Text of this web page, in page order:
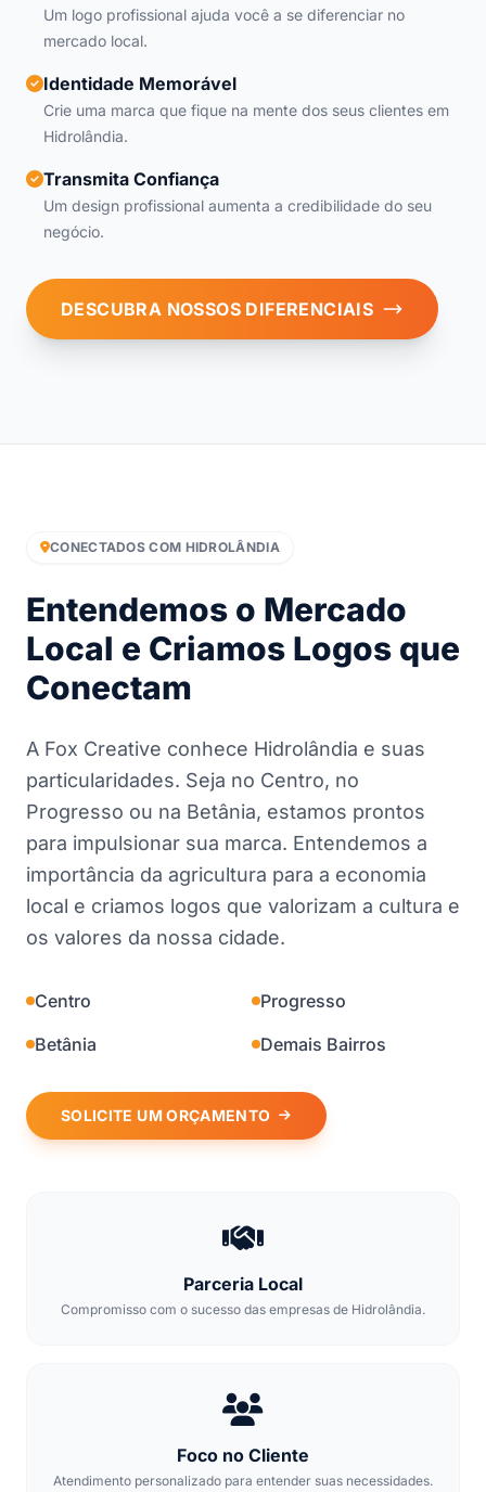
Um logo profissional ajuda você a se diferenciar no
mercado local.
Identidade Memorável
Crie uma marca que fique na mente dos seus clientes em
Hidrolândia.
Transmita Confiança
Um design profissional aumenta a credibilidade do seu
negócio.
DESCUBRA NOSSOS DIFERENCIAIS
CONECTADOS COM HIDROLÂNDIA
Entendemos o Mercado
Local e Criamos Logos que
Conectam
A Fox Creative conhece Hidrolândia e suas
particularidades. Seja no Centro, no
Progresso ou na Betânia, estamos prontos
para impulsionar sua marca. Entendemos a
importância da agricultura para a economia
local e criamos logos que valorizam a cultura e
os valores da nossa cidade.
Centro
Progresso
Betânia
Demais Bairros
SOLICITE UM ORÇAMENTO
Parceria Local
Compromisso com o sucesso das empresas de Hidrolândia.
Foco no Cliente
Atendimento personalizado para entender suas necessidades.